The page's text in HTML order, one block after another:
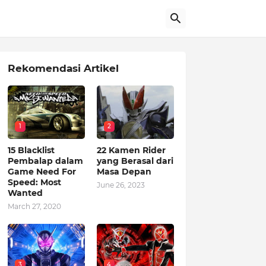
Rekomendasi Artikel
1
15 Blacklist
Pembalap dalam
Game Need For
Speed: Most
Wanted
March 27, 2020
2
22 Kamen Rider
yang Berasal dari
Masa Depan
June 26, 2023